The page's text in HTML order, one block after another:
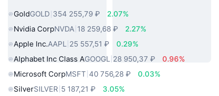
GoldGOLD 354 255,79 ₽
2.07%
Nvidia CorpNVDA 18 259,68 ₽
2.27%
Apple Inc.AAPL 25 557,51 ₽
0.29%
Alphabet Inc Class AGOOGL 28 950,37 ₽
0.96%
Microsoft CorpMSFT 40 756,28 ₽
0.03%
SilverSILVER 5 187,21 ₽
3.05%